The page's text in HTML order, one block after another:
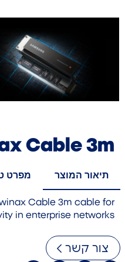
Cable 3m
תיאור המוצר מפרט
Cable 3m cable for
in enterprise networks.
צור קשר